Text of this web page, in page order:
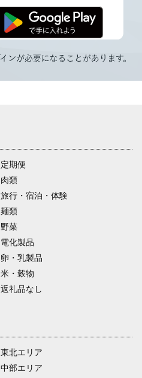
定期便
肉類
旅行・宿泊・体験
麺類
野菜
電化製品
卵・乳製品
米・穀物
返礼品なし
東北エリア
中部エリア